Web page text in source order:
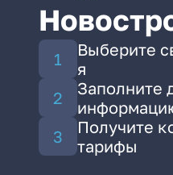
Выберите
я
Заполните
Получите
тарифы